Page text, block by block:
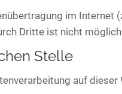
im
Dritte ist nicht
Stelle
auf dieser